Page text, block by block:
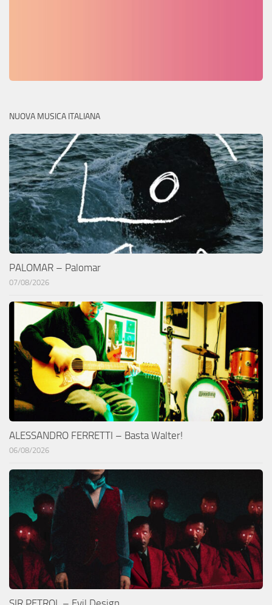
NUOVA MUSICA ITALIANA
PALOMAR – Palomar
07/08/2026
ALESSANDRO FERRETTI – Basta Walter!
06/08/2026